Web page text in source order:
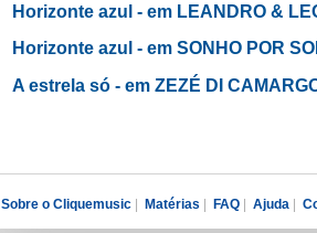
Horizonte azul - em LEANDRO &
Horizonte azul - em SONHO POR
A estrela só - em ZEZÉ DI
Sobre o Cliquemusic | Matérias | FAQ | Ajuda |